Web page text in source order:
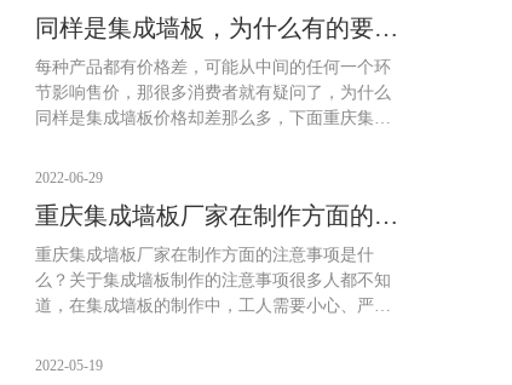
流程：
同样是集成墙板，为什么有的要贵
很多？
每种产品都有价格差，可能从中间的任何一个环
节影响售价，那很多消费者就有疑问了，为什么
同样是集成墙板价格却差那么多，下面重庆集成
2022-06-29
重庆集成墙板厂家在制作方面的注
意事项是什么？
重庆集成墙板厂家在制作方面的注意事项是什
么？关于集成墙板制作的注意事项很多人都不知
道，在集成墙板的制作中，工人需要小心、严
品的质量，在生产方面也是严格把关，层层严
2022-05-19